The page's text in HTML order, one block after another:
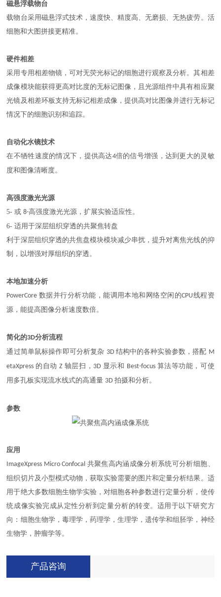
磁悬浮载物台
载物台采用磁悬浮式技术，速度快、精度高、无磨损、无热疲劳。活
细胞和大图拼接更精准。
硬件相差
采用专用相差物镜，可对无荧光标记的细胞进行观察及分析。其相差
成像模块能获得更高对比度的无标记图像，且光源组件中具有相应聚
光镜及相差环板支持无标记相差成像，提供高对比图像并进行无标记
情况下的细胞识别和追踪。
自动化水镜技术
在不牺牲速度的情况下，提供高达4倍的信号增强，达到更大的灵敏
度和图像清晰度。
高强度激光光源
5-或 8-高强度激光光源，扩展实验适应性。
6-适用于深层组织穿透的共聚焦转盘
利于深层组织穿透的共焦盘模块模块减少串扰，提升对离焦光线的抑
制，以增强对厚组织的穿透。
本地加速分析
PowerCore 数据并行分析功能，能调用本地和网络空闲的CPU线程资
源，能提高图像分析速度数倍。
简化的3D分析流程
通过简单鼠标操作即可分析复杂 3D 结构中的各种实验参数，搭配 M
etaXpress 的自动Z 轴层扫， 3D 显示和 Best-focus 算法等功能，可使
用多孔板实现流水线式的高通量 3D拍摄和分析。
参数
应用
ImageXpress Micro Confocal 共聚焦高内涵成像分析系统可分析细胞、
组织切片及小型模式动物，获取实验需要的图片和定量分析结果。适
用于绝大多数细胞生物学实验，对细胞各种参数进行定量分析，使传
统成像实验完成从定性分析到定量分析的转变。适用于以下研究方
向：细胞生物学，毒理学，药理学，生理学，遗传学和组胚学，神经
生物学，肿瘤学等。
产品咨询